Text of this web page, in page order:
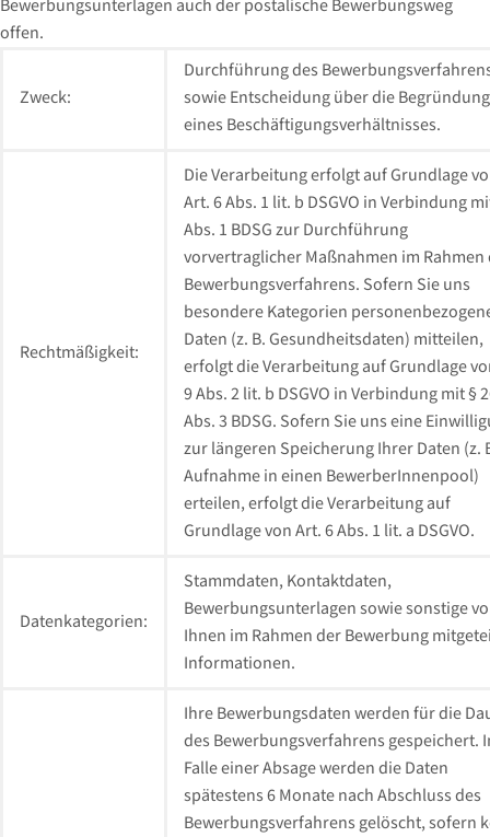
Bewerbungsunterlagen auch der postalische Bewerbungsweg
offen.
Zweck:
Durchführung des
sowie Entscheidung über die Begründung
eines Beschäftigungsverhältnisses.
Rechtmäßigkeit:
Die Verarbeitung erfolgt auf Grundlage
Art. 6 Abs. 1 lit. b DSGVO in Verbindung
Abs. 1 BDSG zur Durchführung
vorvertraglicher Maßnahmen im Rahmen
Bewerbungsverfahrens. Sofern Sie uns
besondere Kategorien
Daten (z. B. Gesundheitsdaten) mitteilen,
erfolgt die Verarbeitung auf Grundlage
9 Abs. 2 lit. b DSGVO in Verbindung mit §
Abs. 3 BDSG. Sofern Sie uns eine
zur längeren Speicherung Ihrer Daten (z.
Aufnahme in einen BewerberInnenpool)
erteilen, erfolgt die Verarbeitung auf
Grundlage von Art. 6 Abs. 1 lit. a DSGVO.
Datenkategorien:
Stammdaten, Kontaktdaten,
Bewerbungsunterlagen sowie sonstige
Ihnen im Rahmen der Bewerbung
Informationen.
Ihre Bewerbungsdaten werden für die
des Bewerbungsverfahrens gespeichert.
Falle einer Absage werden die Daten
spätestens 6 Monate nach Abschluss des
Bewerbungsverfahrens gelöscht, sofern